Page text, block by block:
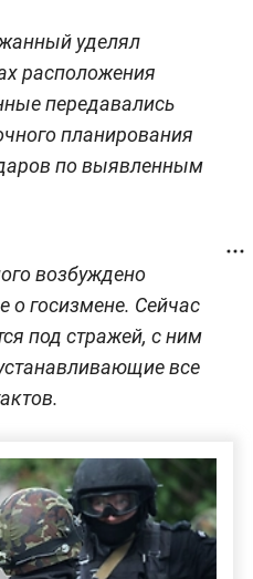
уделял
расположения
передавались
планирования
по выявленным
возбуждено
о госизмене. Сейчас
под стражей, с ним
все